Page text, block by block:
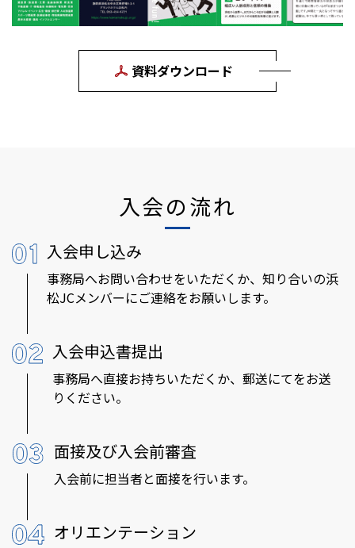
資料ダウンロード
入会の流れ
入会申し込み
事務局へお問い合わせをいただくか、知り合いの浜
松JCメンバーにご連絡をお願いします。
入会申込書提出
事務局へ直接お持ちいただくか、 郵送にてをお送
りください。
面接及び入会前審査
入会前に担当者と面接を行います。
オリエンテーション